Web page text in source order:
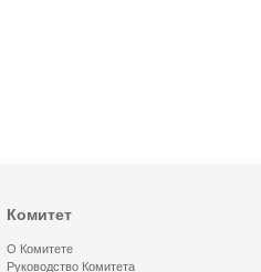
Комитет
О Комитете
Руководство Комитета